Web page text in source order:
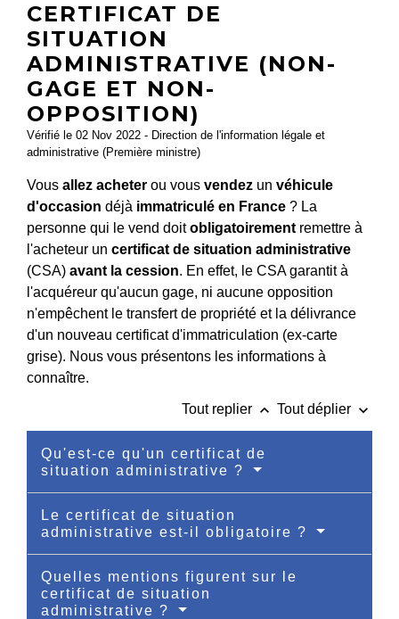
CERTIFICAT DE
SITUATION
ADMINISTRATIVE (NON-
GAGE ET NON-
OPPOSITION)
Vérifié le 02 Nov 2022 - Direction de l'information légale et
administrative (Première ministre)
Vous allez acheter ou vous vendez un véhicule
d'occasion déjà immatriculé en France ? La
personne qui le vend doitobligatoirement remettre à
l'acheteur un certificat de situation administrative
(CSA) avant la cession. En effet, le CSA garantit à
l'acquéreur qu'aucun gage, ni aucune opposition
n'empêchent le transfert de propriété et la délivrance
d'un nouveau certificat d'immatriculation (ex-carte
grise). Nous vous présentons les informations à
connaître.
Tout replier keyboard_arrow_up Tout déplier keyboard_arrow_down
Qu'est-ce qu'un certificat de
situation administrative ?
Le certificat de situation
administrative est-il obligatoire ?
Quelles mentions figurent sur le
certificat de situation
administrative ?